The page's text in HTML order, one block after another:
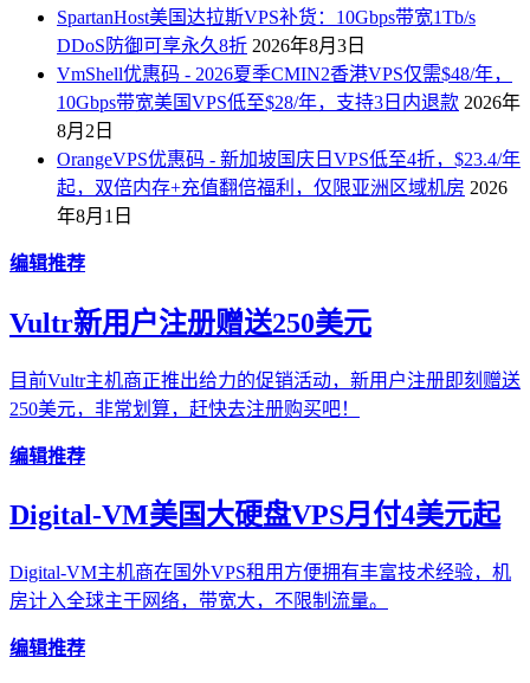
SpartanHost美国达拉斯VPS补货：10Gbps带宽1Tb/s
DDoS防御可享永久8折 2026年8月3日
VmShell优惠码 - 2026夏季CMIN2香港VPS仅需$48/年，
10Gbps带宽美国VPS低至$28/年，支持3日内退款 2026年
8月2日
OrangeVPS优惠码 - 新加坡国庆日VPS低至4折，$23.4/年
起，双倍内存+充值翻倍福利，仅限亚洲区域机房 2026
年8月1日
编辑推荐
Vultr新用户注册赠送250美元
目前Vultr主机商正推出给力的促销活动，新用户注册即刻赠送
250美元，非常划算，赶快去注册购买吧！
编辑推荐
Digital-VM美国大硬盘VPS月付4美元起
Digital-VM主机商在国外VPS租用方便拥有丰富技术经验，机
房计入全球主干网络，带宽大，不限制流量。
编辑推荐